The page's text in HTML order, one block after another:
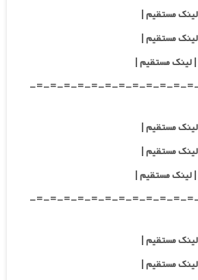
-=-=-=-=-=-=-=-=-=-=-=-
-=-=-=-=-=-=-=-=-=-=-=-